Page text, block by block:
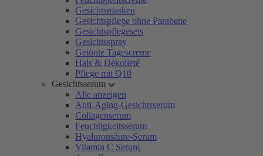
Gesichtsmasken
Gesichtspflege ohne Parabene
Gesichtspflegesets
Gesichtsspray
Getönte Tagescreme
Hals & Dekolleté
Pflege mit Q10
Gesichtsserum
Alle anzeigen
Anti-Aging-Gesichtsserum
Collagenserum
Feuchtigkeitsserum
Hyaluronsäure-Serum
Vitamin C Serum